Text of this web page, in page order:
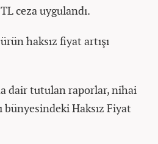
ceza uygulandı.
haksız fiyat artışı
dair tutulan raporlar, nihai
bünyesindeki Haksız Fiyat